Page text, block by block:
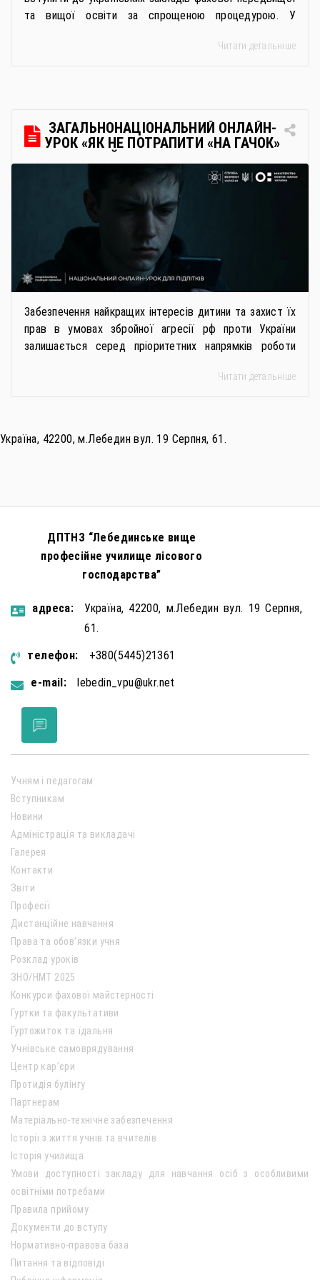
та вищої освіти за спрощеною процедурою. У
дистанційне навчання, що дає можливість здобувати
передбачає: Скористатися цією процедурою […]
Читати детальніше
ЗАГАЛЬНОНАЦІОНАЛЬНИЙ ОНЛАЙН-
УРОК «ЯК НЕ ПОТРАПИТИ «НА ГАЧОК»
РОСІЙСЬКИХ СПЕЦСЛУЖБ
Забезпечення найкращих інтересів дитини та захист їх
прав в умовах збройної агресії рф проти України
залишається серед пріоритетних напрямків роботи
застосовується метод використання дітей у
правопорушень проти основ національної безпеки,
зокрема малолітніх та неповнолітніх осіб. З метою
Читати детальніше
Україна, 42200, м.Лебедин вул. 19 Серпня, 61.
ДПТНЗ “Лебединське вище
професійне училище лісового
господарства”
aдресa:
Україна, 42200, м.Лебедин вул. 19 Серпня,
61.
телефон:
+380(5445)21361
e-mail:
lebedin_vpu@ukr.net
Учням і педагогам
Вступникам
Новини
Адміністрація та викладачі
Галерея
Контакти
Звіти
Професії
Дистанційне навчання
Права та обов’язки учня
Розклад уроків
ЗНО/НМТ 2025
Конкурси фахової майстерності
Гуртки та факультативи
Гуртожиток та їдальня
Учнівське самоврядування
Центр кар’єри
Протидія булінгу
Партнерам
Матеріально-технічне забезпечення
Історії з життя учнів та вчителів
Історія училища
Умови доступності закладу для навчання осіб з особливими
освітніми потребами
Правила прийому
Документи до вступу
Нормативно-правова база
Питання та відповіді